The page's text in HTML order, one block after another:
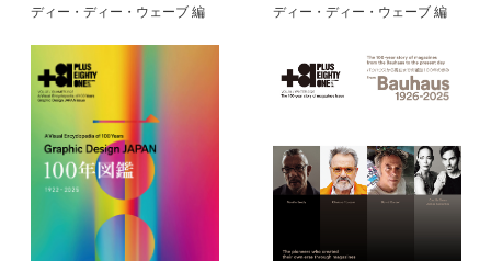
ディー・ディー・ウェーブ 編 ディー・ディー・ウェーブ 編